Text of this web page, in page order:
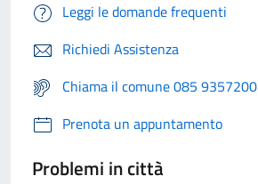
Leggi le domande frequenti
Richiedi Assistenza
Chiama il comune 085 9357200
Prenota un appuntamento
Problemi in città